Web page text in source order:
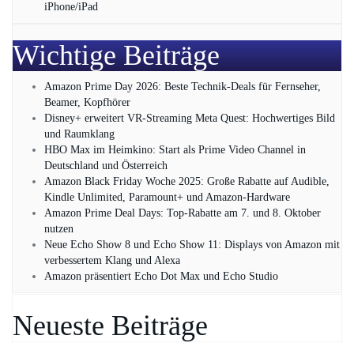
iPhone/iPad
Wichtige Beiträge
Amazon Prime Day 2026: Beste Technik-Deals für Fernseher,
Beamer, Kopfhörer
Disney+ erweitert VR‑Streaming Meta Quest: Hochwertiges Bild
und Raumklang
HBO Max im Heimkino: Start als Prime Video Channel in
Deutschland und Österreich
Amazon Black Friday Woche 2025: Große Rabatte auf Audible,
Kindle Unlimited, Paramount+ und Amazon‑Hardware
Amazon Prime Deal Days: Top-Rabatte am 7. und 8. Oktober
nutzen
Neue Echo Show 8 und Echo Show 11: Displays von Amazon mit
verbessertem Klang und Alexa
Amazon präsentiert Echo Dot Max und Echo Studio
Neueste Beiträge